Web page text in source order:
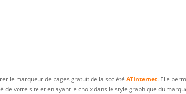
le marqueur de pages gratuit de la société ATInternet. Elle
votre site et en ayant le choix dans le style graphique du